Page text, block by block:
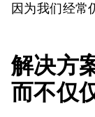
因为我们经常
解决方
而不仅